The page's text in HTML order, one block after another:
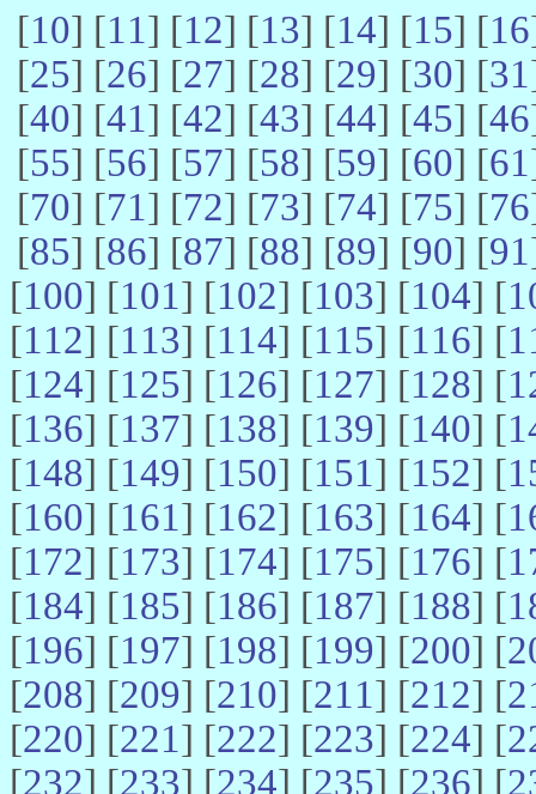
[10] [11] [12] [13] [14] [15] [16
[25] [26] [27] [28] [29] [30] [31
[40] [41] [42] [43] [44] [45] [46
[55] [56] [57] [58] [59] [60] [61
[70] [71] [72] [73] [74] [75] [76
[85] [86] [87] [88] [89] [90] [91
[100] [101] [102] [103] [104] [
[112] [113] [114] [115] [116] [
[124] [125] [126] [127] [128] [
[136] [137] [138] [139] [140] [
[148] [149] [150] [151] [152] [
[160] [161] [162] [163] [164] [
[172] [173] [174] [175] [176] [
[184] [185] [186] [187] [188] [
[196] [197] [198] [199] [200] [
[208] [209] [210] [211] [212] [
[220] [221] [222] [223] [224] [
[232] [233] [234] [235] [236] [